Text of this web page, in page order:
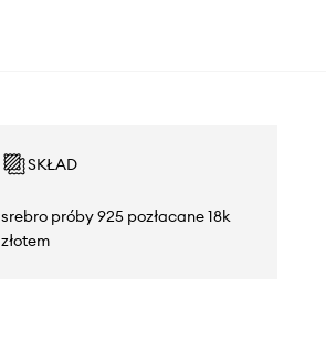
SKŁAD
srebro próby 925 pozłacane 18k
złotem